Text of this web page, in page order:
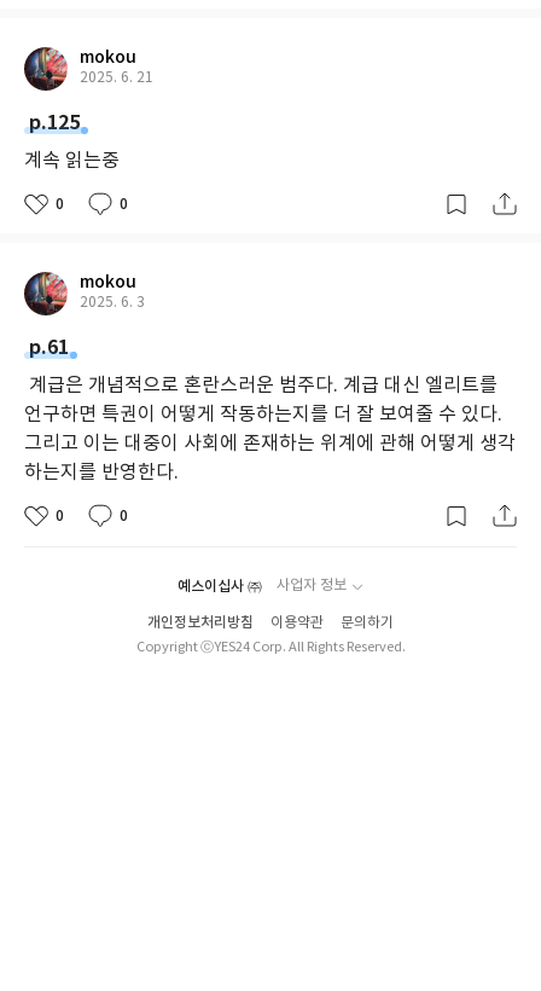
회의 특징이자 자신의 역할을 정의하는 기준으로 받아들이도록 배
운다.”(266쪽)
mokou
2025. 6. 21
p.125
계속 읽는중
0 0
mokou
2025. 6. 3
p.61
계급은 개념적으로 혼란스러운 범주다. 계급 대신 엘리트를
언구하면 특권이 어떻게 작동하는지를 더 잘 보여줄 수 있다.
그리고 이는 대중이 사회에 존재하는 위계에 관해 어떻게 생각
하는지를 반영한다.
0 0
예스이십사 ㈜ 사업자 정보
개인정보처리방침 이용약관
문의하기
Copyright ⓒYES24 Corp. All Rights Reserved.